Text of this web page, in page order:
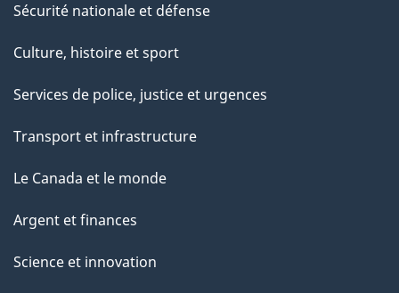
Sécurité nationale et défense
Culture, histoire et sport
Services de police, justice et urgences
Transport et infrastructure
Le Canada et le monde
Argent et finances
Science et innovation